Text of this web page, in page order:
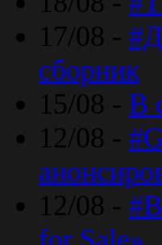
17/08 -
сборник
15/08 - В
12/08 -
12/08 -